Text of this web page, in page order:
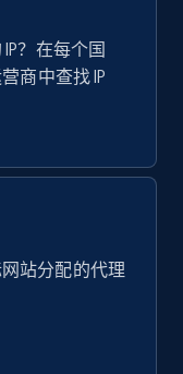
？在每个国
商中查找 IP
站分配的代理